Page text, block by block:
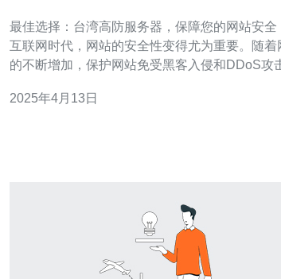
最佳选择：台湾高防服务器，保障您的网站安全！ 在当
互联网时代，网站的安全性变得尤为重要。随着
的不断增加，保护网站免受黑客入侵和DDoS攻
台可靠的高防服务器是至关重要的。 台湾高防服务器以其
2025年4月13日